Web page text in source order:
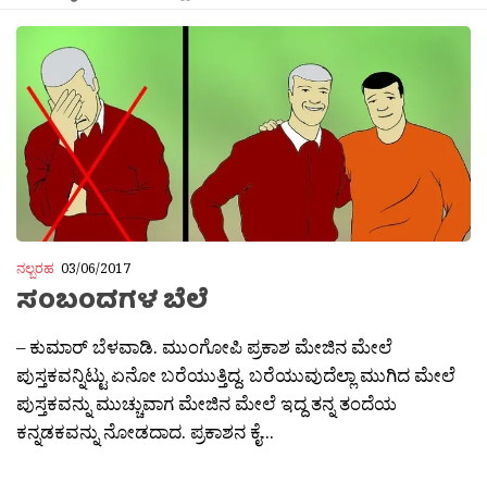
ನಲ್ಬರಹ 03/06/2017
ಸಂಬಂದಗಳ ಬೆಲೆ
– ಕುಮಾರ್ ಬೆಳವಾಡಿ. ಮುಂಗೋಪಿ ಪ್ರಕಾಶ ಮೇಜಿನ ಮೇಲೆ
ಪುಸ್ತಕವನ್ನಿಟ್ಟು ಏನೋ ಬರೆಯುತ್ತಿದ್ದ. ಬರೆಯುವುದೆಲ್ಲಾ ಮುಗಿದ ಮೇಲೆ
ಪುಸ್ತಕವನ್ನು ಮುಚ್ಚುವಾಗ ಮೇಜಿನ ಮೇಲೆ ಇದ್ದ ತನ್ನ ತಂದೆಯ
ಕನ್ನಡಕವನ್ನು ನೋಡದಾದ. ಪ್ರಕಾಶನ ಕೈ...